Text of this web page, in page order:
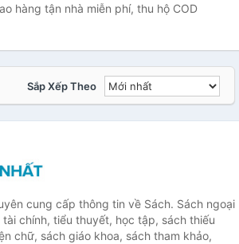
hàng tận nhà miễn phí, thu hộ COD
Sắp Xếp Theo
cung cấp thông tin về Sách. Sách ngoại
chính, tiểu thuyết, học tập, sách thiếu
chữ, sách giáo khoa, sách tham khảo,